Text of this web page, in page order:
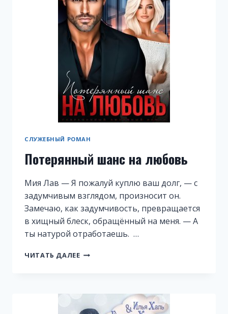
СЛУЖЕБНЫЙ РОМАН
Потерянный шанс на любовь
Мия Лав — Я пожалуй куплю ваш долг, — с
задумчивым взглядом, произносит он.
Замечаю, как задумчивость, превращается
в хищный блеск, обращённый на меня. — А
ты натурой отработаешь. …
ЧИТАТЬ ДАЛЕЕ ПОТЕРЯННЫЙ